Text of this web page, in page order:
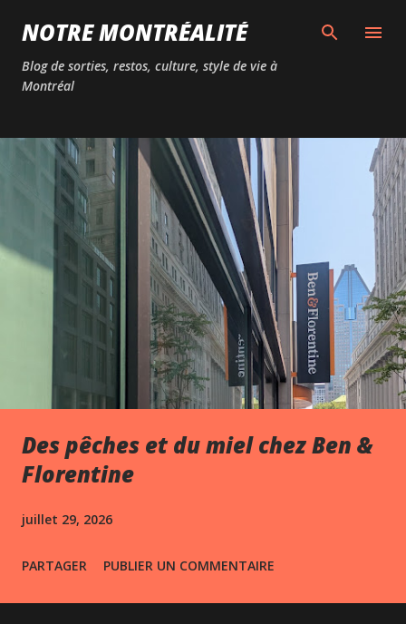
Passer au contenu principal
NOTRE MONTRÉALITÉ
Blog de sorties, restos, culture, style de vie à
Montréal
Des pêches et du miel chez Ben &
Florentine
juillet 29, 2026
PARTAGER PUBLIER UN COMMENTAIRE